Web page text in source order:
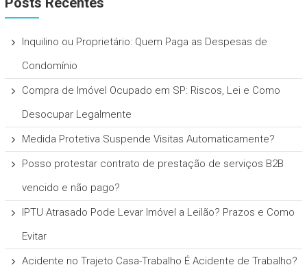
Inquilino ou Proprietário: Quem Paga as Despesas de
Condomínio
Compra de Imóvel Ocupado em SP: Riscos, Lei e Como
Desocupar Legalmente
Medida Protetiva Suspende Visitas Automaticamente?
Posso protestar contrato de prestação de serviços B2B
vencido e não pago?
IPTU Atrasado Pode Levar Imóvel a Leilão? Prazos e Como
Evitar
Acidente no Trajeto Casa-Trabalho É Acidente de Trabalho?